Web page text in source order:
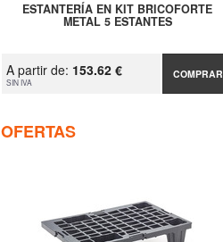
ESTANTERÍA EN KIT BRICOFORTE
METAL 5 ESTANTES
A partir de: 153.62 €
SIN IVA
COMPRAR
OFERTAS